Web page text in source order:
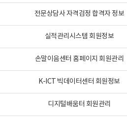
전문상담사 자격검정 합격자 정보
실적관리시스템 회원정보
손말이음센터 홈페이지 회원관리
K-ICT 빅데이터센터 회원정보
디지털배움터 회원관리